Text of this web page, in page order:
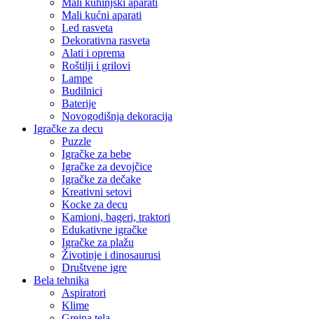
Mali kućni aparati
Led rasveta
Dekorativna rasveta
Alati i oprema
Roštilji i grilovi
Lampe
Budilnici
Baterije
Novogodišnja dekoracija
Igračke za decu
Puzzle
Igračke za bebe
Igračke za devojčice
Igračke za dečake
Kreativni setovi
Kocke za decu
Kamioni, bageri, traktori
Edukativne igračke
Igračke za plažu
Životinje i dinosaurusi
Društvene igre
Bela tehnika
Aspiratori
Klime